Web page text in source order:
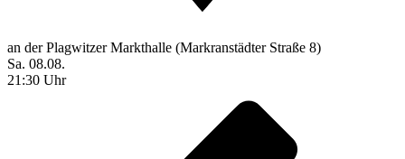
an der Plagwitzer Markthalle (Markranstädter Straße 8)
Sa. 08.08.
21:30 Uhr